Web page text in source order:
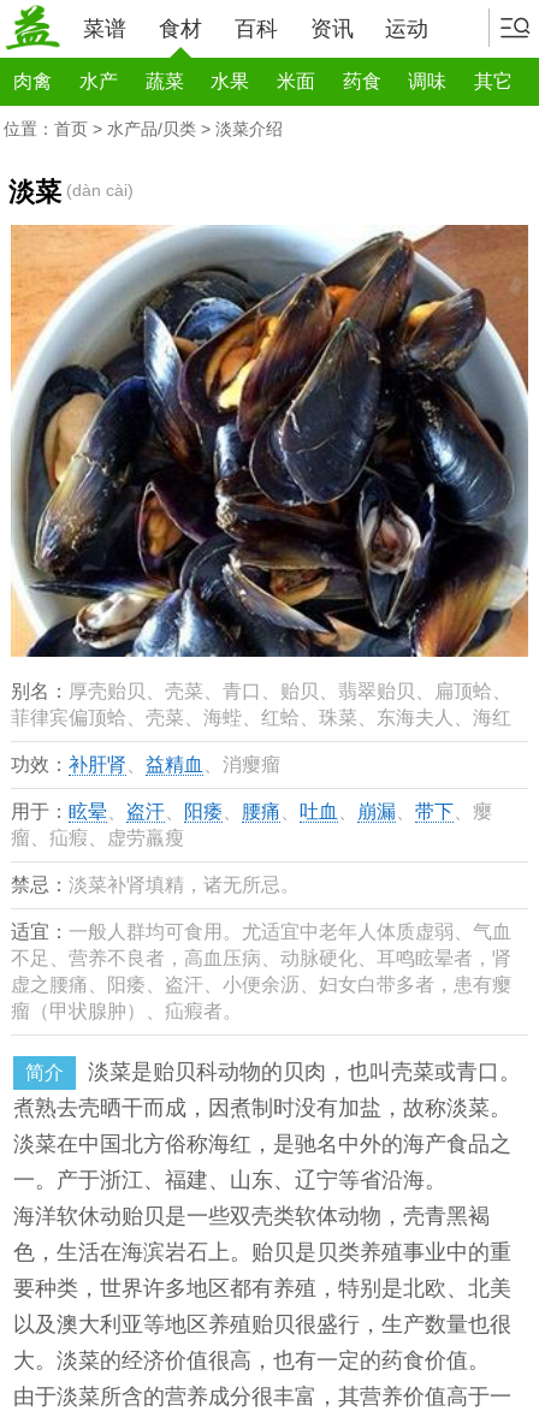
菜谱 食材 百科 资讯 运动
肉禽 水产 蔬菜 水果 米面 药食 调味 其它
位置： 首页 > 水产品/贝类 > 淡菜介绍
淡菜 (dàn cài)
别名： 厚壳贻贝、壳菜、青口、贻贝、翡翠贻贝、扁顶蛤、
菲律宾偏顶蛤、壳菜、海蜌、红蛤、珠菜、东海夫人、海红
功效： 补肝肾、 益精血 、消瘿瘤
用于： 眩晕、 盗汗、 阳痿、 腰痛、 吐血 、 崩漏、 带下 、瘿
瘤、疝瘕、虚劳羸瘦
禁忌： 淡菜补肾填精，诸无所忌。
适宜： 一般人群均可食用。尤适宜中老年人体质虚弱、气血
不足、营养不良者，高血压病、动脉硬化、耳鸣眩晕者，肾
虚之腰痛、阳痿、盗汗、小便余沥、妇女白带多者，患有瘿
瘤（甲状腺肿）、疝瘕者。
简介
淡菜是贻贝科动物的贝肉，也叫壳菜或青口。
煮熟去壳晒干而成，因煮制时没有加盐，故称淡菜。
淡菜在中国北方俗称海红，是驰名中外的海产食品之
一。产于浙江、福建、山东、辽宁等省沿海。
海洋软休动贻贝是一些双壳类软体动物，壳青黑褐
色，生活在海滨岩石上。贻贝是贝类养殖事业中的重
要种类，世界许多地区都有养殖，特别是北欧、北美
以及澳大利亚等地区养殖贻贝很盛行，生产数量也很
大。淡菜的经济价值很高，也有一定的药食价值。
由于淡菜所含的营养成分很丰富，其营养价值高于一